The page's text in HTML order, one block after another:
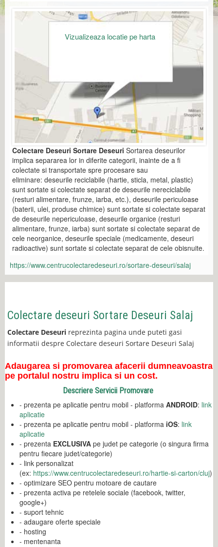
Vizualizeaza locatie pe harta
Colectare Deseuri Sortare Deseuri Sortarea deseurilor
implica separarea lor in diferite categorii, inainte de a fi
colectate si transportate spre procesare sau
eliminare: deseurile reciclabile (hartie, sticla, metal, plastic)
sunt sortate si colectate separat de deseurile nereciclabile
(resturi alimentare, frunze, iarba, etc.), deseurile periculoase
(baterii, ulei, produse chimice) sunt sortate si colectate separat
de deseurile nepericuloase, deseurile organice (resturi
alimentare, frunze, iarba) sunt sortate si colectate separat de
cele neorganice, deseurile speciale (medicamente, deseuri
radioactive) sunt sortate si colectate separat de cele obisnuite.
https://www.centrucolectaredeseuri.ro/sortare-deseuri/salaj
Colectare deseuri Sortare Deseuri Salaj
Colectare Deseuri reprezinta pagina unde puteti gasi
informatii despre Colectare deseuri Sortare Deseuri Salaj
Adaugarea si promovarea afacerii dumneavoastra
pe portalul nostru implica si un cost.
Descriere Servicii Promovare
- prezenta pe aplicatie pentru mobil - platforma ANDROID: link
aplicatie
- prezenta pe aplicatie pentru mobil - platforma iOS: link
aplicatie
- prezenta EXCLUSIVA pe judet pe categorie (o singura firma
pentru fiecare judet/categorie)
- link personalizat
(ex: https://www.centrucolectaredeseuri.ro/hartie-si-carton/cluj)
- optimizare SEO pentru motoare de cautare
- prezenta activa pe retelele sociale (facebook, twitter,
google+)
- suport tehnic
- adaugare oferte speciale
- hosting
- mentenanta